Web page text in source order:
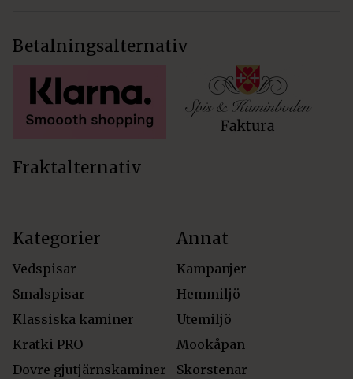
Betalningsalternativ
Fraktalternativ
Kategorier
Vedspisar
Smalspisar
Klassiska kaminer
Kratki PRO
Dovre gjutjärnskaminer
Annat
Kampanjer
Hemmiljö
Utemiljö
Mookåpan
Skorstenar